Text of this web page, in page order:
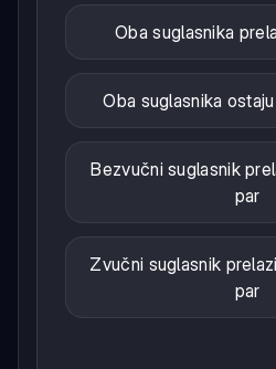
Oba suglasnika
Oba suglasnika
Bezvučni suglasnik
par
Zvučni suglasnik
par